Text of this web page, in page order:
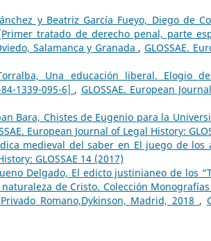
y Beatriz García Fueyo, Diego de
tratado de derecho penal, parte
Salamanca y Granada ,GLOSSAE.
Una educación liberal. Elogio
1339-095-6] , GLOSSAE. European
Bara, Chistes de Eugenio para la
European Journal of Legal History:
medieval del saber en El juego de los
GLOSSAE 14 (2017)
Delgado, El edicto justinianeo de los
de Cristo. Colección
Romano,Dykinson, Madrid, 2018 ,